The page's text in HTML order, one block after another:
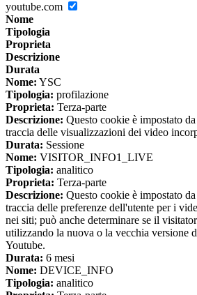
youtube.com
Nome
Tipologia
Proprieta
Descrizione
Durata
Nome: YSC
Tipologia: profilazione
Proprieta: Terza-parte
Descrizione: Questo cookie è impostato
traccia delle visualizzazioni dei video
Durata: Sessione
Nome: VISITOR_INFO1_LIVE
Tipologia: analitico
Proprieta: Terza-parte
Descrizione: Questo cookie è impostato
traccia delle preferenze dell'utente per i
nei siti; può anche determinare se il
utilizzando la nuova o la vecchia versione
Youtube.
Durata: 6 mesi
Nome: DEVICE_INFO
Tipologia: analitico